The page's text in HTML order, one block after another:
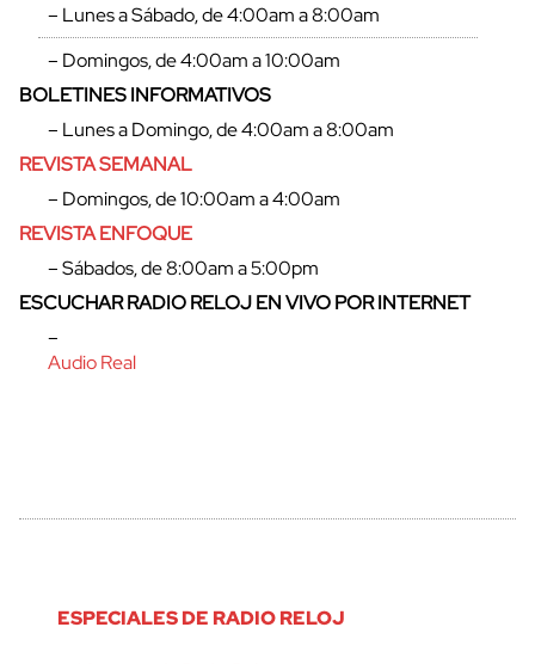
cerrar
– Lunes a Sábado, de 4:00am a 8:00am
– Domingos, de 4:00am a 10:00am
BOLETINES INFORMATIVOS
– Lunes a Domingo, de 4:00am a 8:00am
REVISTA SEMANAL
– Domingos, de 10:00am a 4:00am
REVISTA ENFOQUE
– Sábados, de 8:00am a 5:00pm
ESCUCHAR RADIO RELOJ EN VIVO POR INTERNET
–
Audio Real
ESPECIALES DE RADIO RELOJ